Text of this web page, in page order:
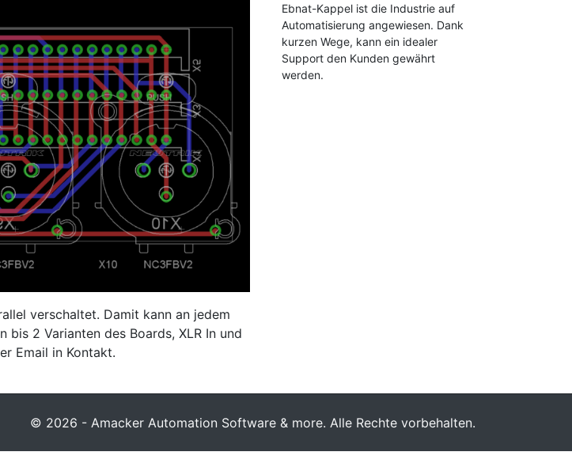
verschaltet. Damit kann an jedem
2 Varianten des Boards, XLR In und
Email in Kontakt.
Ebnat-Kappel ist die Industrie auf
Automatisierung angewiesen. Dank
kurzen Wege, kann ein idealer
Support den Kunden gewährt
werden.
© 2026 - Amacker Automation Software & more. Alle Rechte vorbehalten.